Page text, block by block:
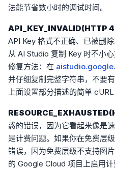
法能节省数小时的调试时间。
API_KEY_INVALID(HTTP
API Key 格式不正确、已被删
从 AI Studio 复制 Key 时不小
修复方法：在
并仔细复制完整字符串，不要
上面设置部分描述的简单
惑的错误，因为它看起来像是
是计费问题。如果你在免费层
错误，因为免费层级不支持图
的 Google Cloud 项目上启用计